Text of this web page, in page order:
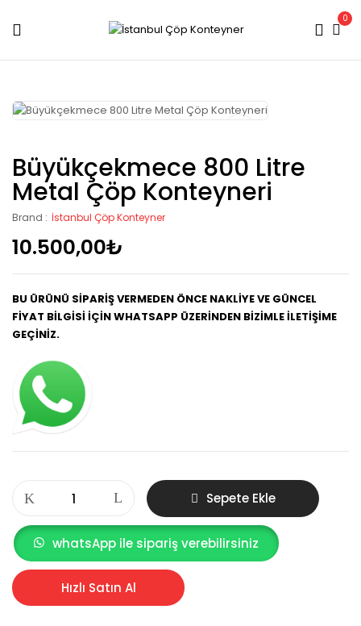
0
Büyükçekmece 800 Litre
Metal Çöp Konteyneri
Brand : İstanbul Çöp Konteyner
10.500,00₺
BU ÜRÜNÜ SİPARİŞ VERMEDEN ÖNCE NAKLİYE VE GÜNCEL
FİYAT BİLGİSİ İÇİN WHATSAPP ÜZERİNDEN BİZİMLE İLETİŞİME
GEÇİNİZ.
800
Litre
Metal
Çöp
Konteyneri
adet
Sepete Ekle
whatsApp ile sipariş verebilirsiniz
Hızlı Satın Al